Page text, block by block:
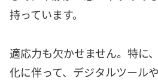
持っています。
適応力も欠かせません。特に
化に伴って、デジタルツール